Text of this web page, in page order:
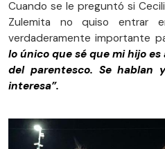
Cuando se le preguntó si
Zulemita no quiso entrar
verdaderamente importante
lo único que sé que mi hijo
del parentesco. Se
interesa”.